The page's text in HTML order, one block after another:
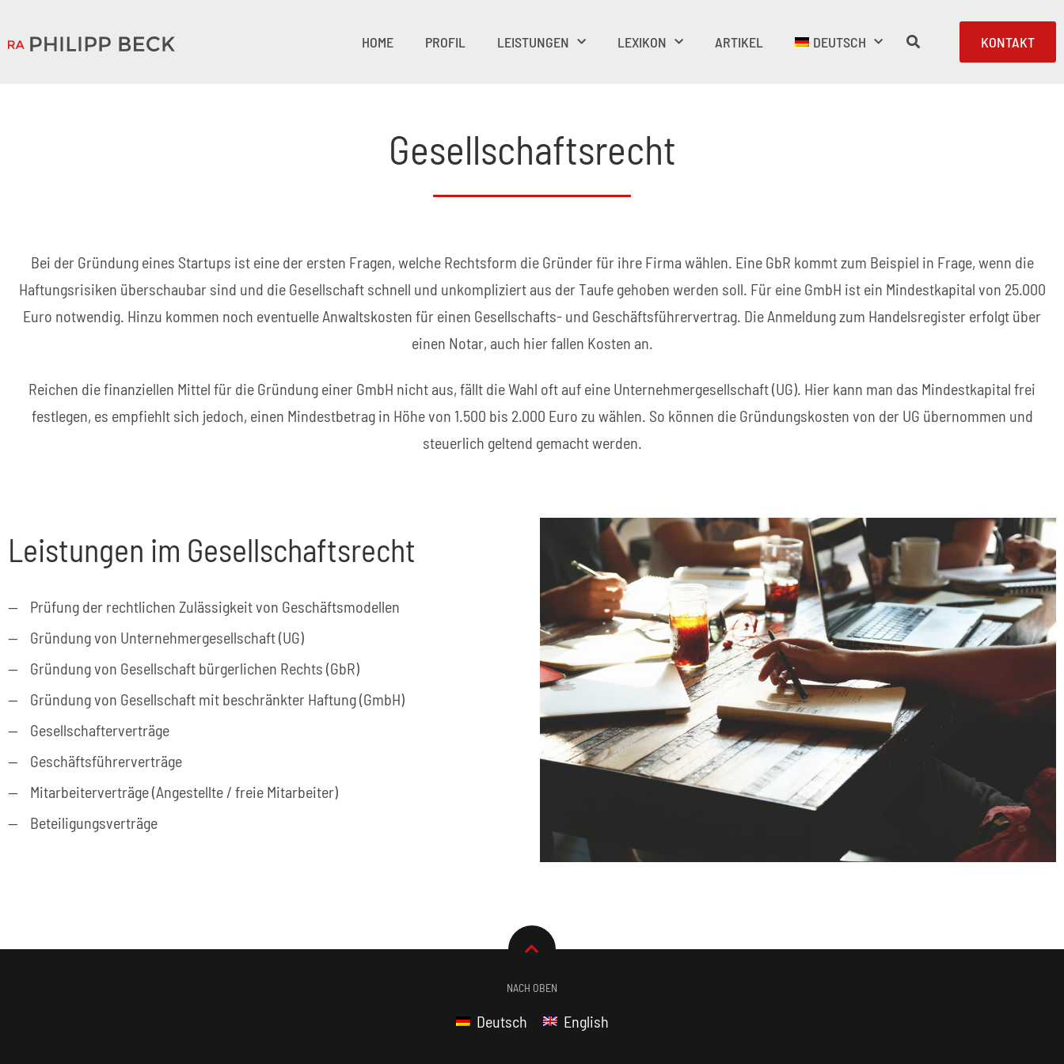
HOME PROFIL LEISTUNGEN LEXIKON ARTIKEL DEUTSCH KONTAKT
Gesellschaftsrecht
Bei der Gründung eines Startups ist eine der ersten Fragen, welche Rechtsform die Gründer für ihre Firma wählen. Eine GbR kommt zum Beispiel in Frage, wenn die
Haftungsrisiken überschaubar sind und die Gesellschaft schnell und unkompliziert aus der Taufe gehoben werden soll. Für eine GmbH ist ein Mindestkapital von 25.000
Euro notwendig. Hinzu kommen noch eventuelle Anwaltskosten für einen Gesellschafts- und Geschäftsführervertrag. Die Anmeldung zum Handelsregister erfolgt über
einen Notar, auch hier fallen Kosten an.
Reichen die finanziellen Mittel für die Gründung einer GmbH nicht aus, fällt die Wahl oft auf eine Unternehmergesellschaft (UG). Hier kann man das Mindestkapital frei
festlegen, es empfiehlt sich jedoch, einen Mindestbetrag in Höhe von 1.500 bis 2.000 Euro zu wählen. So können die Gründungskosten von der UG übernommen und
steuerlich geltend gemacht werden.
Leistungen im Gesellschaftsrecht
Prüfung der rechtlichen Zulässigkeit von Geschäftsmodellen
Gründung von Unternehmergesellschaft (UG)
Gründung von Gesellschaft bürgerlichen Rechts (GbR)
Gründung von Gesellschaft mit beschränkter Haftung (GmbH)
Gesellschafterverträge
Geschäftsführerverträge
Mitarbeiterverträge (Angestellte / freie Mitarbeiter)
Beteiligungsverträge
NACH OBEN
Deutsch English